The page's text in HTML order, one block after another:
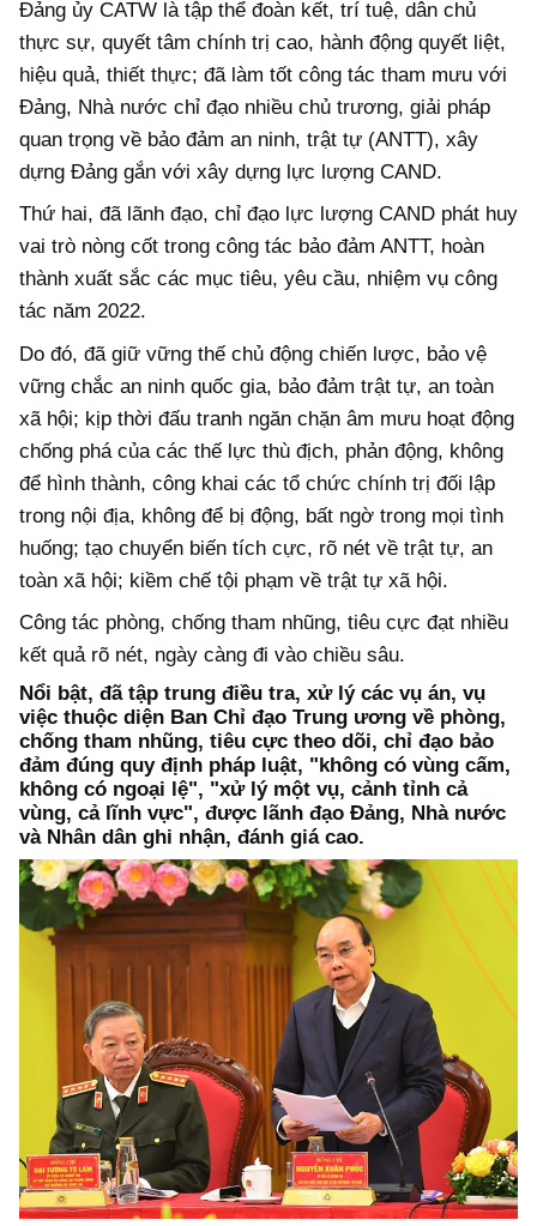
Đảng ủy CATW là tập thể đoàn kết, trí tuệ, dân chủ
thực sự, quyết tâm chính trị cao, hành động quyết liệt,
hiệu quả, thiết thực; đã làm tốt công tác tham mưu với
Đảng, Nhà nước chỉ đạo nhiều chủ trương, giải pháp
quan trọng về bảo đảm an ninh, trật tự (ANTT), xây
dựng Đảng gắn với xây dựng lực lượng CAND.
Thứ hai, đã lãnh đạo, chỉ đạo lực lượng CAND phát huy
vai trò nòng cốt trong công tác bảo đảm ANTT, hoàn
thành xuất sắc các mục tiêu, yêu cầu, nhiệm vụ công
tác năm 2022.
Do đó, đã giữ vững thế chủ động chiến lược, bảo vệ
vững chắc an ninh quốc gia, bảo đảm trật tự, an toàn
xã hội; kịp thời đấu tranh ngăn chặn âm mưu hoạt động
chống phá của các thế lực thù địch, phản động, không
để hình thành, công khai các tổ chức chính trị đối lập
trong nội địa, không để bị động, bất ngờ trong mọi tình
huống; tạo chuyển biến tích cực, rõ nét về trật tự, an
toàn xã hội; kiềm chế tội phạm về trật tự xã hội.
Công tác phòng, chống tham nhũng, tiêu cực đạt nhiều
kết quả rõ nét, ngày càng đi vào chiều sâu.
Nổi bật, đã tập trung điều tra, xử lý các vụ án, vụ
việc thuộc diện Ban Chỉ đạo Trung ương về phòng,
chống tham nhũng, tiêu cực theo dõi, chỉ đạo bảo
đảm đúng quy định pháp luật, "không có vùng cấm,
không có ngoại lệ", "xử lý một vụ, cảnh tỉnh cả
vùng, cả lĩnh vực", được lãnh đạo Đảng, Nhà nước
và Nhân dân ghi nhận, đánh giá cao.